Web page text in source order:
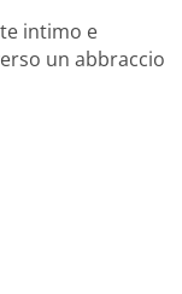
intimo e
un abbraccio